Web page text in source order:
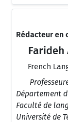
Rédacteur en
Farideh
French
Département
Faculté de
Université de